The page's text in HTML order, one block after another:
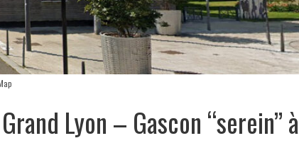
Lyon – Gascon “serein” à